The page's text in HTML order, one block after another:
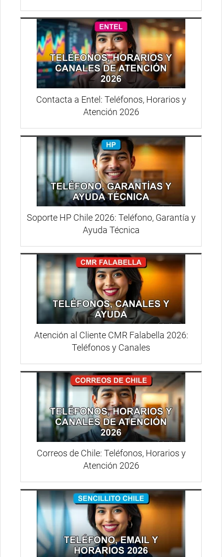
Contacta a Entel: Teléfonos, Horarios y
Atención 2026
Soporte HP Chile 2026: Teléfono, Garantía y
Ayuda Técnica
Atención al Cliente CMR Falabella 2026:
Teléfonos y Canales
Correos de Chile: Teléfonos, Horarios y
Atención 2026